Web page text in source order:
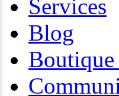
Services
Blog